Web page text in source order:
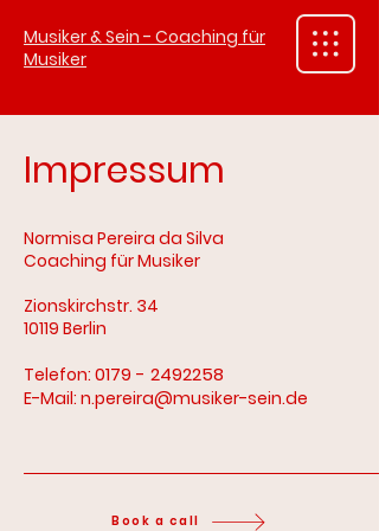
Musiker & Sein - Coaching für
Musiker
Impressum
Normisa Pereira da Silva
Coaching für Musiker
Zionskirchstr. 34
10119 Berlin
Telefon: 0179 - 2492258
E-Mail: n.pereira@musiker-sein.de
Book a call